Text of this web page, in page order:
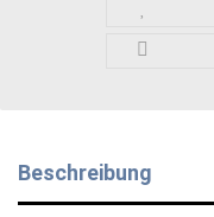
Beschreibung